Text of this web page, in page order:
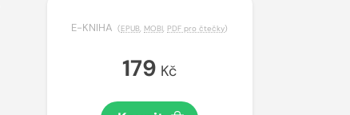
E-KNIHA (EPUB, MOBI, PDF pro čtečky)
179 Kč